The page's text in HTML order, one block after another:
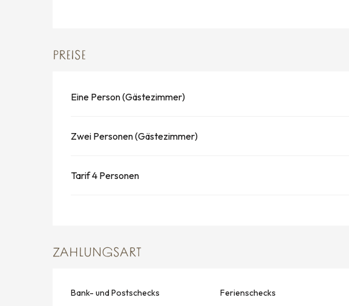
PREISE
Eine Person (Gästezimmer)
Zwei Personen (Gästezimmer)
Tarif 4 Personen
ZAHLUNGSART
Bank- und Postschecks Ferienschecks